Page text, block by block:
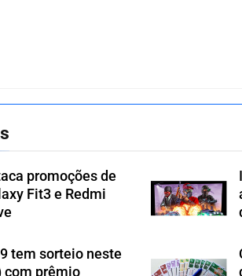
promoções de
Fit3 e Redmi
tem sorteio neste
com prêmio